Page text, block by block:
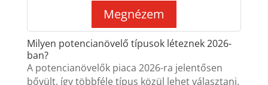
Megnézem
Milyen potencianövelő típusok léteznek 2026-
ban?
A potencianövelők piaca 2026-ra jelentősen
bővült, így többféle típus közül lehet választani.